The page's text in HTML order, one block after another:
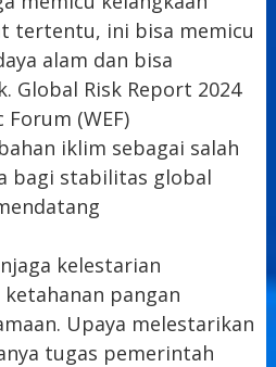
tertentu, ini bisa memicu
alam dan bisa
Global Risk Report 2024
(WEF)
iklim sebagai salah
bagi stabilitas global
kelestarian
pangan
Upaya melestarikan
tugas pemerintah